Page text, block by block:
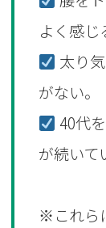
よく感じ
太り
がない。
40代
が続いて
※これら